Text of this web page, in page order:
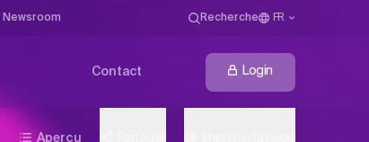
Newsroom Recherche FR
Contact Login
Aperçu